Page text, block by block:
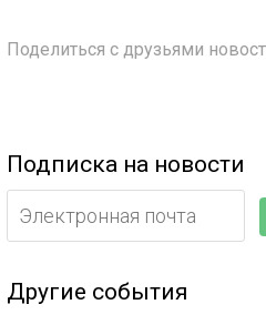
Поделиться с друзьями
Подписка на новости
Другие события